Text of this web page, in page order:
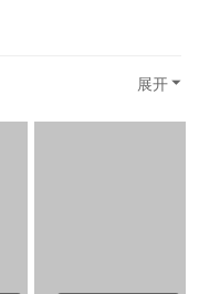
展开